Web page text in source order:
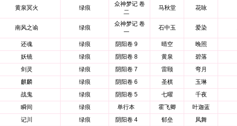
黄泉冥火 绿痕
众神梦记 卷
二
马秋堂 花咏
南风之谕 绿痕
众神梦记 卷
一
石中玉 爱染
还魂 绿痕 阴阳卷 9 晴空 晚照
妖镜 绿痕 阴阳卷 8 黄泉 碧落
剑灵 绿痕 阴阳卷 7 雷颐 弯月
麒麟 绿痕 阴阳卷 6 圣棋 玉琳
战鬼 绿痕 阴阳卷 5 七曜 千夜
瞬间 绿痕 单行本 霍飞卿 叶迦蓝
记川 绿痕 阴阳卷 4 郁垒 凤舞